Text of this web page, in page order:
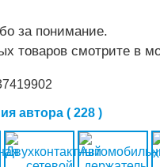
за понимание.
товаров смотрите в
автора ( 228 )